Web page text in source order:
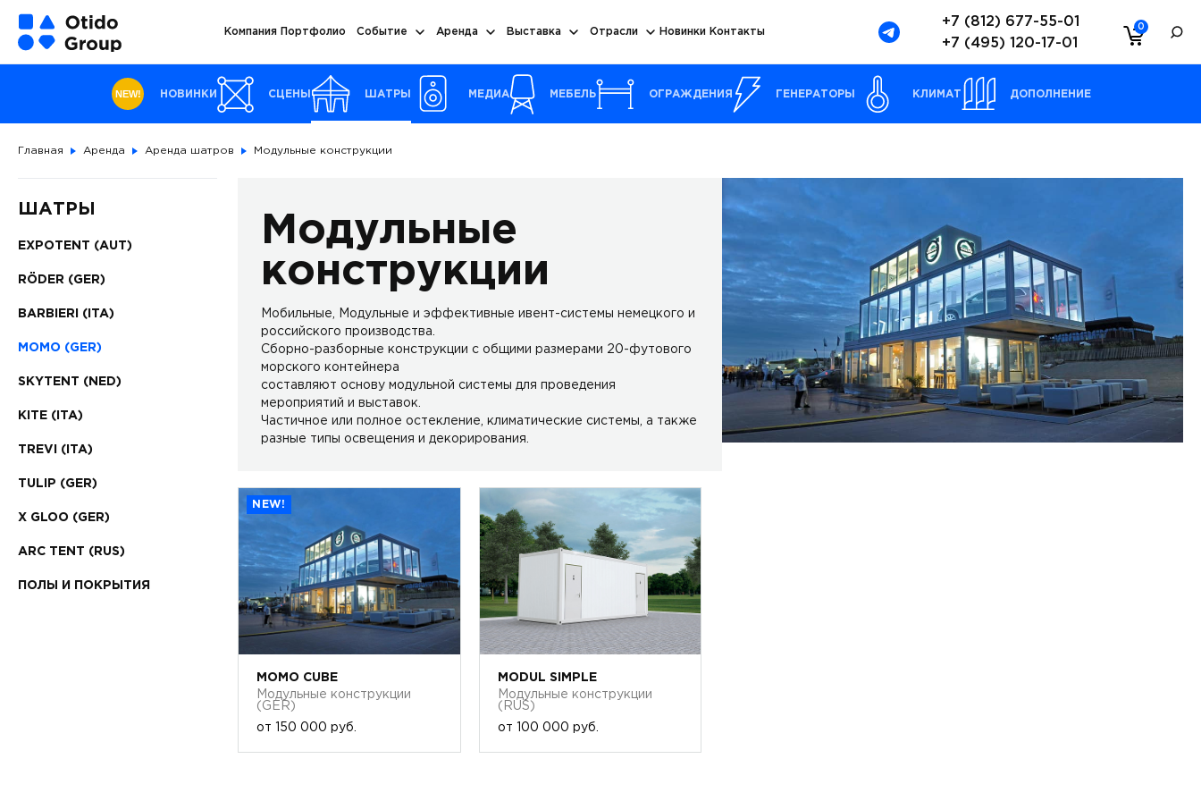
0
+7 (812) 677-55-01
+7 (495) 120-17-01
Компания Портфолио Событие Аренда Выставка Отрасли Новинки Контакты
NEW! НОВИНКИ СЦЕНЫ ШАТРЫ МЕДИА МЕБЕЛЬ ОГРАЖДЕНИЯ ГЕНЕРАТОРЫ КЛИМАТ ДОПОЛНЕНИЕ
Главная Аренда Аренда шатров Модульные конструкции
ШАТРЫ
EXPOTENT (AUT)
RÖDER (GER)
BARBIERI (ITA)
MOMO (GER)
SKYTENT (NED)
KITE (ITA)
TREVI (ITA)
TULIP (GER)
X GLOO (GER)
ARC TENT (RUS)
ПОЛЫ И ПОКРЫТИЯ
Модульные
конструкции
Мобильные, Модульные и эффективные ивент-системы немецкого и
российского производства.
Сборно-разборные конструкции с общими размерами 20-футового
морского контейнера
составляют основу модульной системы для проведения
мероприятий и выставок.
Частичное или полное остекление, климатические системы, а также
разные типы освещения и декорирования.
NEW!
MOMO CUBE
Модульные конструкции
(GER)
от 150 000 руб.
MODUL SIMPLE
Модульные конструкции
(RUS)
от 100 000 руб.